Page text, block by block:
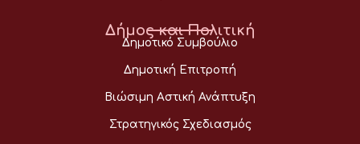
Δήμος και Πολιτική
Δημοτικό Συμβούλιο
Δημοτική Επιτροπή
Βιώσιμη Αστική Ανάπτυξη
Στρατηγικός Σχεδιασμός